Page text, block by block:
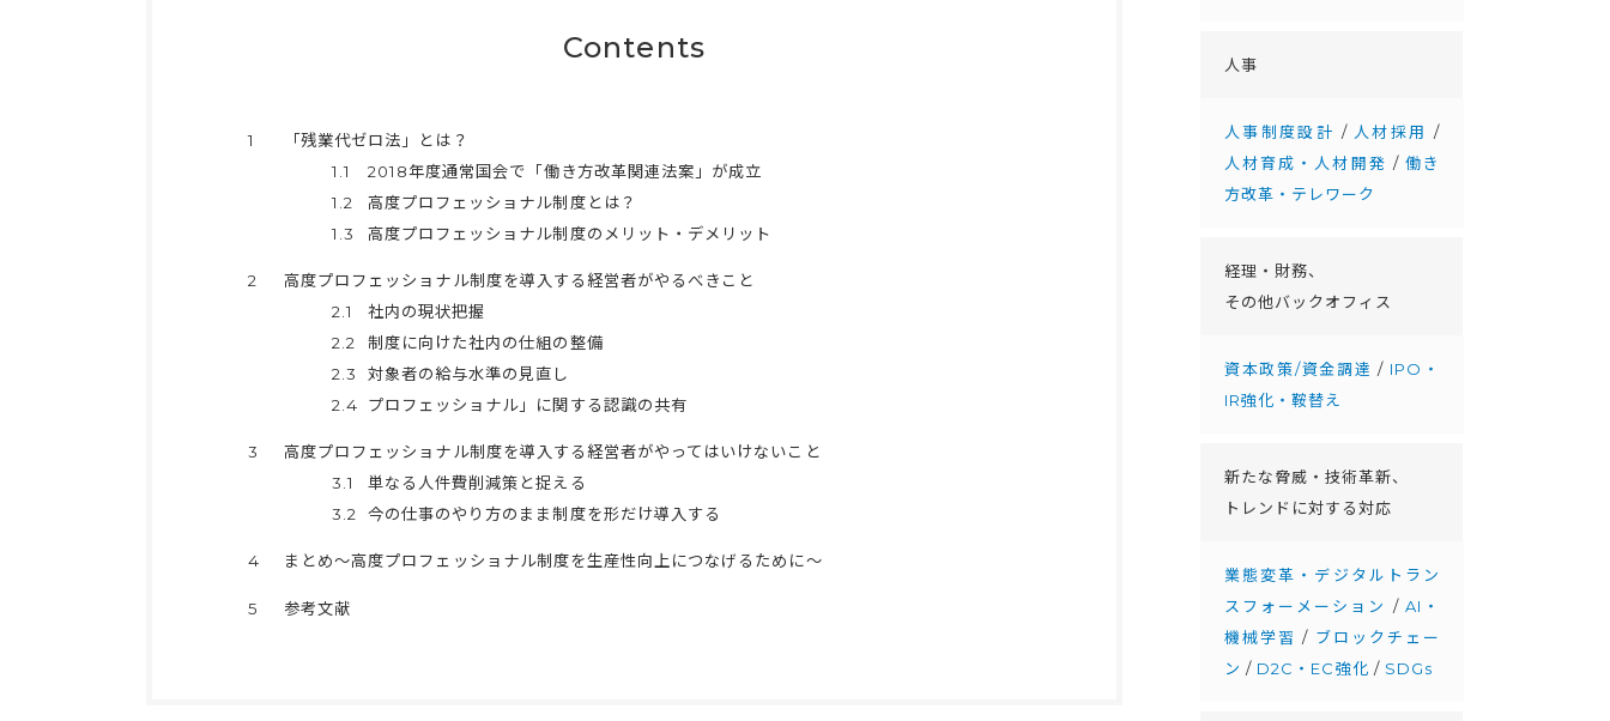
Contents
1
「残業代ゼロ法」とは？
1.1
2018年度通常国会で「働き方改革関連法案」が成立
1.2
高度プロフェッショナル制度とは？
1.3
高度プロフェッショナル制度のメリット・デメリット
2
高度プロフェッショナル制度を導入する経営者がやるべきこと
2.1
社内の現状把握
2.2
制度に向けた社内の仕組の整備
2.3
対象者の給与水準の見直し
2.4
プロフェッショナル」に関する認識の共有
3
高度プロフェッショナル制度を導入する経営者がやってはいけないこと
3.1
単なる人件費削減策と捉える
3.2
今の仕事のやり方のまま制度を形だけ導入する
4 まとめ～高度プロフェッショナル制度を生産性向上につなげるために～
5 参考文献
人事
人事制度設計 / 人材採用 /
人材育成・人材開発 / 働き
方改革・テレワーク
経理・財務、
その他バックオフィス
資本政策/資金調達 / IPO・
IR強化・鞍替え
新たな脅威・技術革新、
トレンドに対する対応
業態変革・デジタルトラン
スフォーメーション / AI・
機械学習 / ブロックチェー
ン / D2C・EC強化 / SDGs